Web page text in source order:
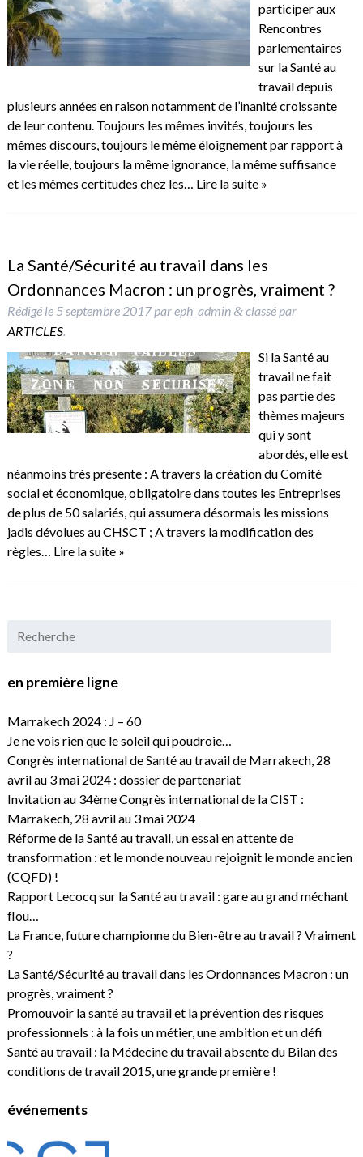
participer aux
Rencontres
parlementaires
sur la Santé au
travail depuis
plusieurs années en raison notamment de l’inanité croissante
de leur contenu. Toujours les mêmes invités, toujours les
mêmes discours, toujours le même éloignement par rapport à
la vie réelle, toujours la même ignorance, la même suffisance
et les mêmes certitudes chez les… Lire la suite »
La Santé/Sécurité au travail dans les
Ordonnances Macron : un progrès, vraiment ?
Rédigé le 5 septembre 2017pareph_admin &classé par
ARTICLES.
Si la Santé au
travail ne fait
pas partie des
thèmes majeurs
qui y sont
abordés, elle est
néanmoins très présente : A travers la création du Comité
social et économique, obligatoire dans toutes les Entreprises
de plus de 50 salariés, qui assumera désormais les missions
jadis dévolues au CHSCT ; A travers la modification des
règles… Lire la suite »
en première ligne
Marrakech 2024 : J – 60
Je ne vois rien que le soleil qui poudroie…
Congrès international de Santé au travail de Marrakech, 28
avril au 3 mai 2024 : dossier de partenariat
Invitation au 34ème Congrès international de la CIST :
Marrakech, 28 avril au 3 mai 2024
Réforme de la Santé au travail, un essai en attente de
transformation : et le monde nouveau rejoignit le monde ancien
(CQFD) !
Rapport Lecocq sur la Santé au travail : gare au grand méchant
flou…
La France, future championne du Bien-être au travail ? Vraiment
?
La Santé/Sécurité au travail dans les Ordonnances Macron : un
progrès, vraiment ?
Promouvoir la santé au travail et la prévention des risques
professionnels : à la fois un métier, une ambition et un défi
Santé au travail : la Médecine du travail absente du Bilan des
conditions de travail 2015, une grande première !
événements